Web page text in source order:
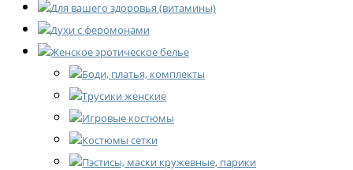
Для вашего здоровья (витамины)
Духи с феромонами
Женское эротическое белье
Боди, платья, комплекты
Трусики женские
Игровые костюмы
Костюмы сетки
Пэстисы, маски кружевные, парики